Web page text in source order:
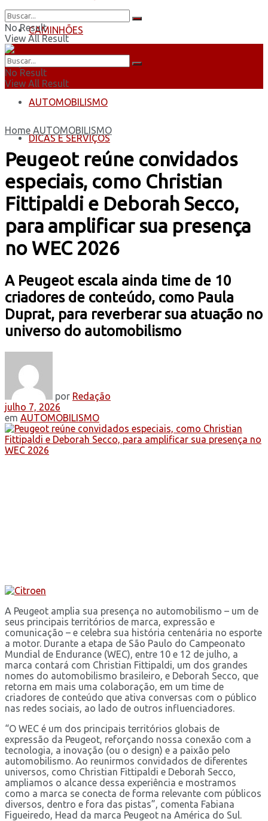
CAMINHÕES
ÔNIBUS
AUTOMOBILISMO
DICAS E SERVIÇOS
No Result
View All Result
No Result
View All Result
Home AUTOMOBILISMO
Peugeot reúne convidados
especiais, como Christian
Fittipaldi e Deborah Secco,
para amplificar sua presença
no WEC 2026
A Peugeot escala ainda time de 10
criadores de conteúdo, como Paula
Duprat, para reverberar sua atuação no
universo do automobilismo
por Redação
julho 7, 2026
em AUTOMOBILISMO
A Peugeot amplia sua presença no automobilismo – um de
seus principais territórios de marca, expressão e
comunicação – e celebra sua história centenária no esporte
a motor. Durante a etapa de São Paulo do Campeonato
Mundial de Endurance (WEC), entre 10 e 12 de julho, a
marca contará com Christian Fittipaldi, um dos grandes
nomes do automobilismo brasileiro, e Deborah Secco, que
retorna em mais uma colaboração, em um time de
criadores de conteúdo que ativa conversas com o público
nas redes sociais, ao lado de outros influenciadores.
“O WEC é um dos principais territórios globais de
expressão da Peugeot, reforçando nossa conexão com a
tecnologia, a inovação (ou o design) e a paixão pelo
automobilismo. Ao reunirmos convidados de diferentes
universos, como Christian Fittipaldi e Deborah Secco,
ampliamos o alcance dessa experiência e mostramos
como a marca se conecta de forma relevante com públicos
diversos, dentro e fora das pistas”, comenta Fabiana
Figueiredo, Head da marca Peugeot na América do Sul.